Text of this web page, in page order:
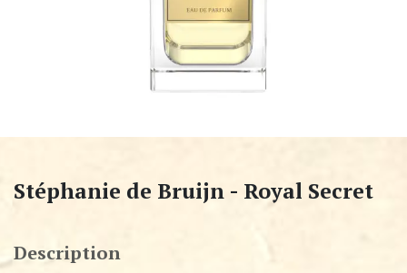
Stéphanie de Bruijn - Royal Secret
Description